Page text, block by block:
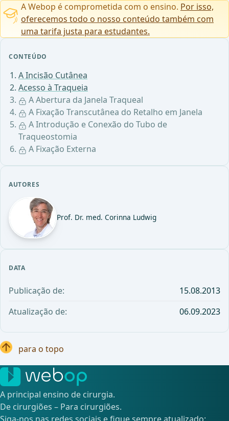
CONTEÚDO
A Incisão Cutânea
Acesso à Traqueia
A Abertura da Janela Traqueal
A Fixação Transcutânea do Retalho em Janela
A Introdução e Conexão do Tubo de
Traqueostomia
A Fixação Externa
AUTORES
Prof. Dr. med. Corinna Ludwig
DATA
Publicação de:
15.08.2013
Atualização de:
06.09.2023
A Webop é comprometida com o ensino. Por isso,
oferecemos todo o nosso conteúdo também com
uma tarifa justa para estudantes.
para o topo
A principal ensino de cirurgia.
De cirurgiões – Para cirurgiões.